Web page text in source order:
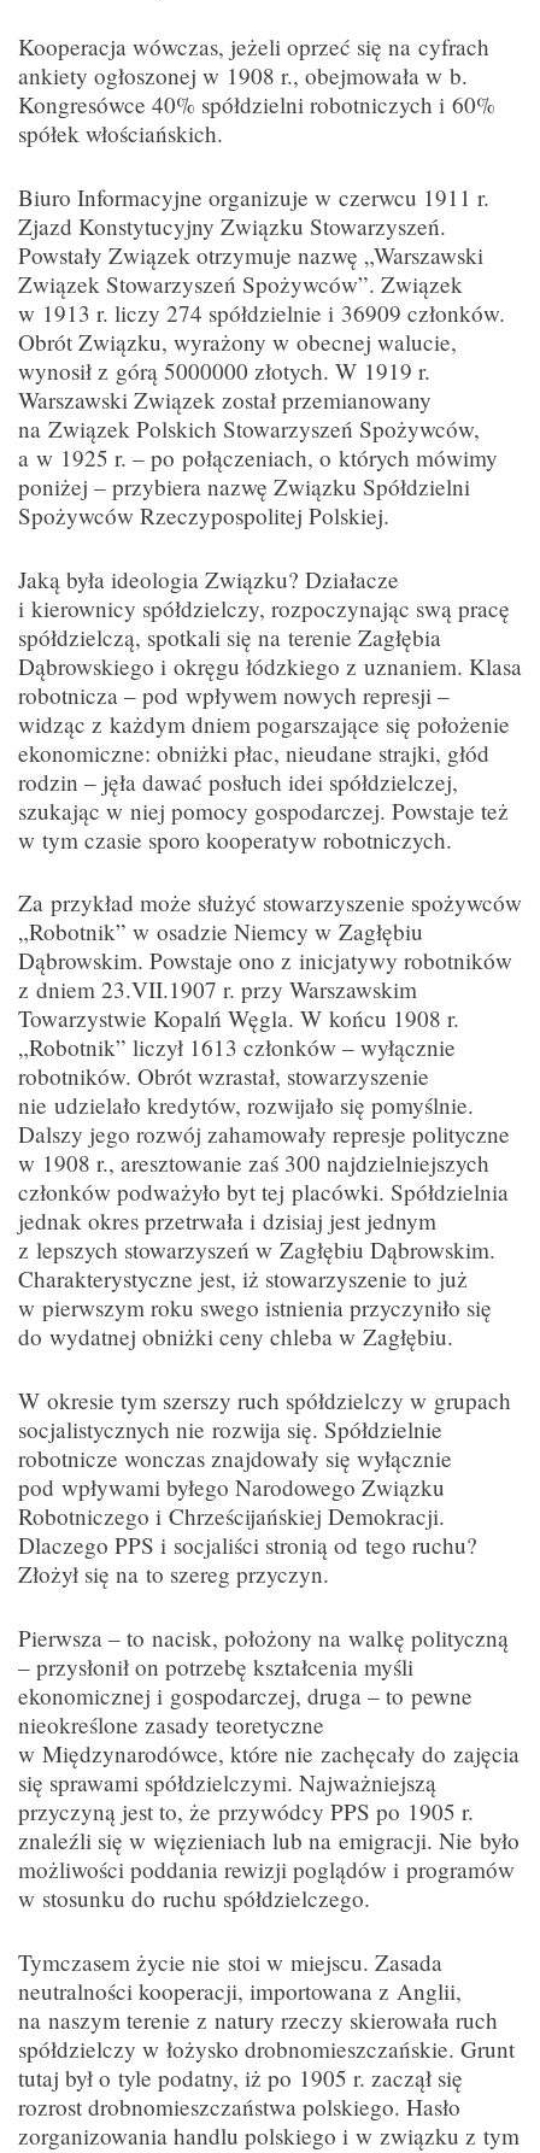
Kooperacja wówczas, jeżeli oprzeć się na cyfrach
ankiety ogłoszonej w 1908 r., obejmowała w b.
Kongresówce 40% spółdzielni robotniczych i 60%
spółek włościańskich.
Biuro Informacyjne organizuje w czerwcu 1911 r.
Zjazd Konstytucyjny Związku Stowarzyszeń.
Powstały Związek otrzymuje nazwę „Warszawski
Związek Stowarzyszeń Spożywców”. Związek
w 1913 r. liczy 274 spółdzielnie i 36909 członków.
Obrót Związku, wyrażony w obecnej walucie,
wynosił z górą 5000000 złotych. W 1919 r.
Warszawski Związek został przemianowany
na Związek Polskich Stowarzyszeń Spożywców,
a w 1925 r. – po połączeniach, o których mówimy
poniżej – przybiera nazwę Związku Spółdzielni
Spożywców Rzeczypospolitej Polskiej.
Jaką była ideologia Związku? Działacze
i kierownicy spółdzielczy, rozpoczynając swą pracę
spółdzielczą, spotkali się na terenie Zagłębia
Dąbrowskiego i okręgu łódzkiego z uznaniem. Klasa
robotnicza – pod wpływem nowych represji –
widząc z każdym dniem pogarszające się położenie
ekonomiczne: obniżki płac, nieudane strajki, głód
rodzin – jęła dawać posłuch idei spółdzielczej,
szukając w niej pomocy gospodarczej. Powstaje też
w tym czasie sporo kooperatyw robotniczych.
Za przykład może służyć stowarzyszenie spożywców
„Robotnik” w osadzie Niemcy w Zagłębiu
Dąbrowskim. Powstaje ono z inicjatywy robotników
z dniem 23.VII.1907 r. przy Warszawskim
Towarzystwie Kopalń Węgla. W końcu 1908 r.
„Robotnik” liczył 1613 członków – wyłącznie
robotników. Obrót wzrastał, stowarzyszenie
nie udzielało kredytów, rozwijało się pomyślnie.
Dalszy jego rozwój zahamowały represje polityczne
w 1908 r., aresztowanie zaś 300 najdzielniejszych
członków podważyło byt tej placówki. Spółdzielnia
jednak okres przetrwała i dzisiaj jest jednym
z lepszych stowarzyszeń w Zagłębiu Dąbrowskim.
Charakterystyczne jest, iż stowarzyszenie to już
w pierwszym roku swego istnienia przyczyniło się
do wydatnej obniżki ceny chleba w Zagłębiu.
W okresie tym szerszy ruch spółdzielczy w grupach
socjalistycznych nie rozwija się. Spółdzielnie
robotnicze wonczas znajdowały się wyłącznie
pod wpływami byłego Narodowego Związku
Robotniczego i Chrześcijańskiej Demokracji.
Dlaczego PPS i socjaliści stronią od tego ruchu?
Złożył się na to szereg przyczyn.
Pierwsza – to nacisk, położony na walkę polityczną
– przysłonił on potrzebę kształcenia myśli
ekonomicznej i gospodarczej, druga – to pewne
nieokreślone zasady teoretyczne
w Międzynarodówce, które nie zachęcały do zajęcia
się sprawami spółdzielczymi. Najważniejszą
przyczyną jest to, że przywódcy PPS po 1905 r.
znaleźli się w więzieniach lub na emigracji. Nie było
możliwości poddania rewizji poglądów i programów
w stosunku do ruchu spółdzielczego.
Tymczasem życie nie stoi w miejscu. Zasada
neutralności kooperacji, importowana z Anglii,
na naszym terenie z natury rzeczy skierowała ruch
spółdzielczy w łożysko drobnomieszczańskie. Grunt
tutaj był o tyle podatny, iż po 1905 r. zaczął się
rozrost drobnomieszczaństwa polskiego. Hasło
zorganizowania handlu polskiego i w związku z tym